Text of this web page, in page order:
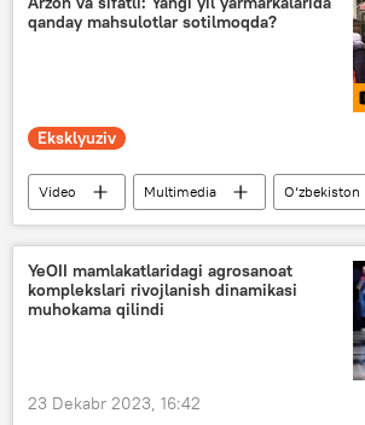
qanday mahsulotlar sotilmoqda?
Eksklyuziv
Video Multimedia
O‘zbekiston
Angren shahri
bozor Yangi yil
YeOII mamlakatlaridagi agrosanoat
komplekslari rivojlanish dinamikasi
muhokama qilindi
23 Dekabr 2023, 16:42